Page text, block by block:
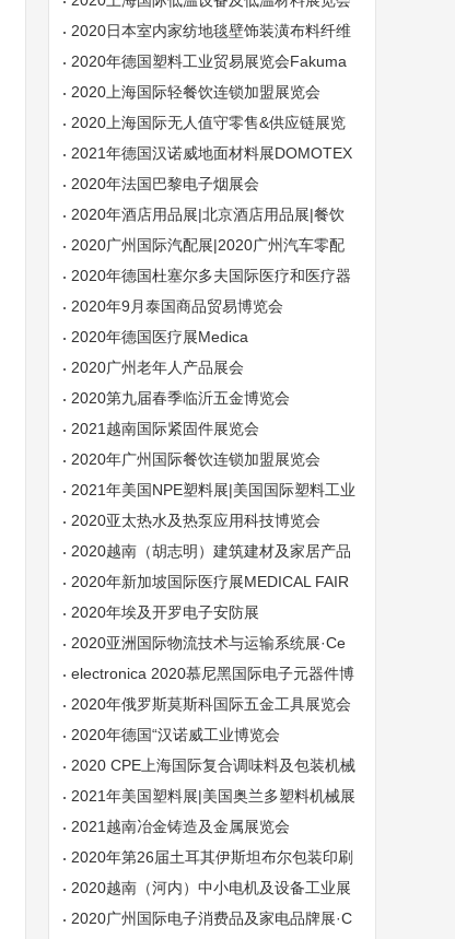
2020日本室内家纺地毯壁饰装潢布料纤维
展览会
2020年德国塑料工业贸易展览会Fakuma
2020上海国际轻餐饮连锁加盟展览会
2020上海国际无人值守零售&供应链展览
会
2021年德国汉诺威地面材料展DOMOTEX
2020年法国巴黎电子烟展会
2020年酒店用品展|北京酒店用品展|餐饮
业展
2020广州国际汽配展|2020广州汽车零配
件展（10月）
2020年德国杜塞尔多夫国际医疗和医疗器
械博览会
2020年9月泰国商品贸易博览会
2020年德国医疗展Medica
2020广州老年人产品展会
2020第九届春季临沂五金博览会
2021越南国际紧固件展览会
2020年广州国际餐饮连锁加盟展览会
2021年美国NPE塑料展|美国国际塑料工业
展览会NPE
2020亚太热水及热泵应用科技博览会
2020越南（胡志明）建筑建材及家居产品
展览会
2020年新加坡国际医疗展MEDICAL FAIR
ASIA
2020年埃及开罗电子安防展
2020亚洲国际物流技术与运输系统展·Ce
MAT ASIA
electronica 2020慕尼黑国际电子元器件博
览会
2020年俄罗斯莫斯科国际五金工具展览会
MITEX2020
2020年德国“汉诺威工业博览会
2020 CPE上海国际复合调味料及包装机械
展
2021年美国塑料展|美国奥兰多塑料机械展
NPE
2021越南冶金铸造及金属展览会
2020年第26届土耳其伊斯坦布尔包装印刷
工业食品加工展览会
2020越南（河内）中小电机及设备工业展
览会
2020广州国际电子消费品及家电品牌展·C